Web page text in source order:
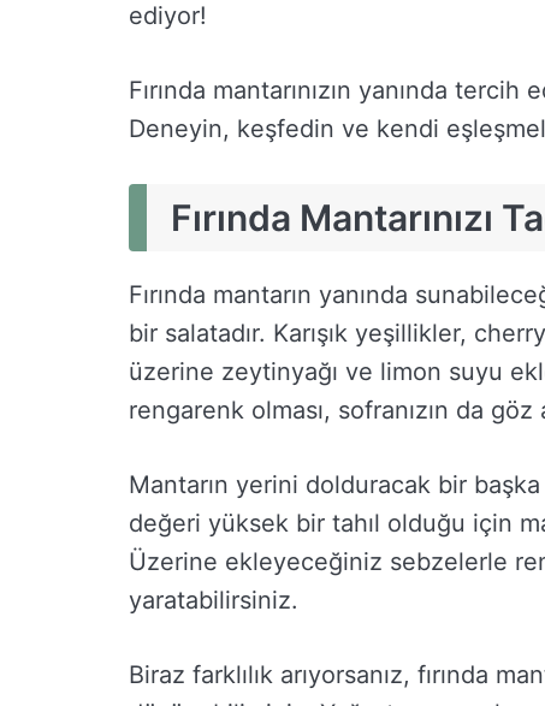
ediyor!
Fırında mantarınızın yanında
Deneyin, keşfedin ve kendi
Fırında Mantarınızı
Fırında mantarın yanında
bir salatadır. Karışık yeşillikler,
üzerine zeytinyağı ve limon suyu
rengarenk olması, sofranızın da göz
Mantarın yerini dolduracak bir
değeri yüksek bir tahıl olduğu için
Üzerine ekleyeceğiniz sebzelerle
yaratabilirsiniz.
Biraz farklılık arıyorsanız, fırında